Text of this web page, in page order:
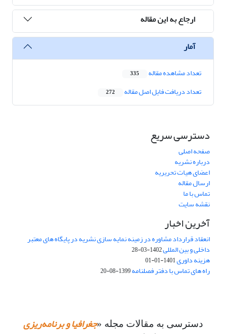
ارجاع به این مقاله
آمار
تعداد مشاهده مقاله 335
تعداد دریافت فایل اصل مقاله 272
دسترسی سریع
صفحه اصلی
درباره نشریه
اعضای هیات تحریریه
ارسال مقاله
تماس با ما
نقشه سایت
آخرین اخبار
انعقاد قرارداد مشاوره در زمینه نمایه سازی نشریه در پایگاه های معتبر
داخلی و بین المللی1402-03-28
هزینه داوری1401-01-01
راه های تماس با دفتر فصلنامه1399-08-20
دسترسی به مقالات مجله «جغرافیا و برنامه‌ریزی